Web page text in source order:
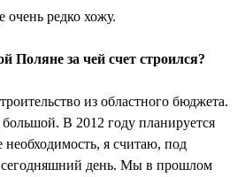
редко хожу.
Поляне за чей счет строился?
из областного бюджета.
В 2012 году планируется
необходимость, я считаю, под
день. Мы в прошлом